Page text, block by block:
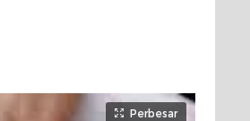
Perbesar